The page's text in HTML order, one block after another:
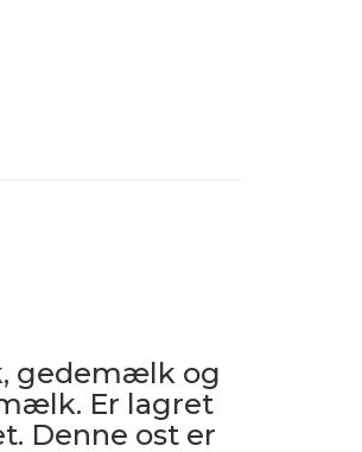
gedemælk og
Er lagret
Denne ost er